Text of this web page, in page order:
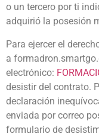
o un tercero por ti
adquirió la posesión
Para ejercer el
a
electrónico:
desistir del contrato.
declaración
enviada por correo
formulario de